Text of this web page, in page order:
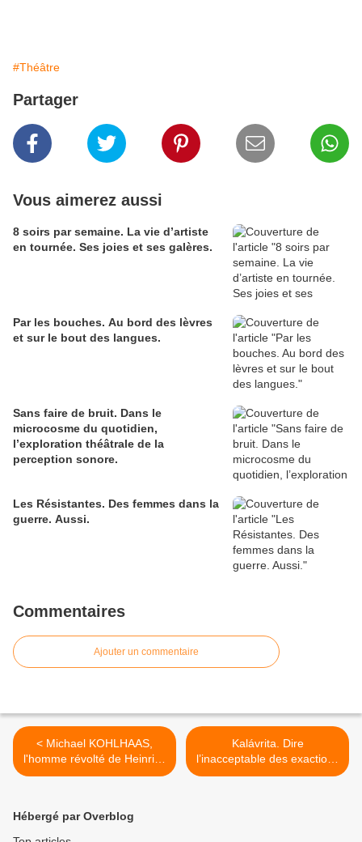
#Théâtre
Partager
Vous aimerez aussi
8 soirs par semaine. La vie d’artiste
en tournée. Ses joies et ses galères.
Par les bouches. Au bord des lèvres
et sur le bout des langues.
Sans faire de bruit. Dans le
microcosme du quotidien,
l’exploration théâtrale de la
perception sonore.
Les Résistantes. Des femmes dans la
guerre. Aussi.
Commentaires
Ajouter un commentaire
< Michael KOHLHAAS,
l'homme révolté de Heinrich
von Kleist
Kalávrita. Dire
l’inacceptable des exactions
nazies >
Hébergé par Overblog